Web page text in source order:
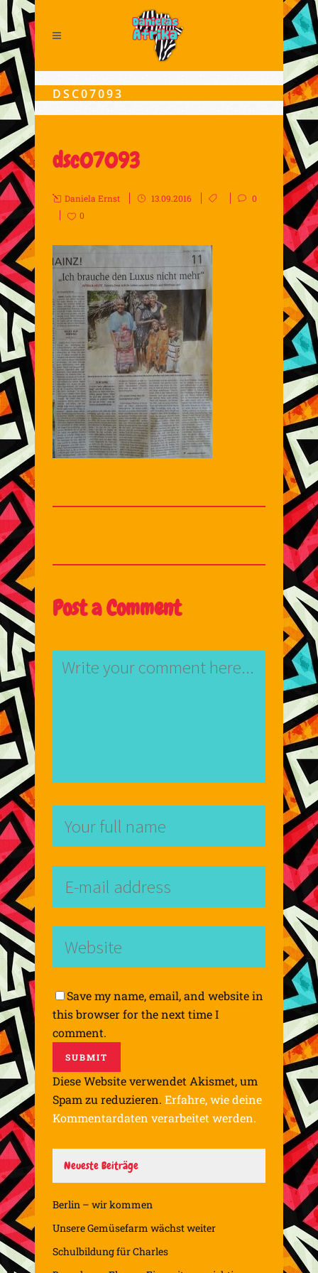
DSC07093
dsc07093
Daniela Ernst 13.09.2016
0
0
Post a Comment
Save my name, email, and website in
this browser for the next time I
comment.
Diese Website verwendet Akismet, um
Spam zu reduzieren. Erfahre, wie deine
Kommentardaten verarbeitet werden.
Neueste Beiträge
Berlin – wir kommen
Unsere Gemüsefarm wächst weiter
Schulbildung für Charles